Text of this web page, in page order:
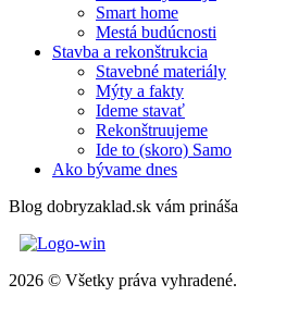
Smart home
Mestá budúcnosti
Stavba a rekonštrukcia
Stavebné materiály
Mýty a fakty
Ideme stavať
Rekonštruujeme
Ide to (skoro) Samo
Ako bývame dnes
Blog dobryzaklad.sk vám prináša
2026 © Všetky práva vyhradené.